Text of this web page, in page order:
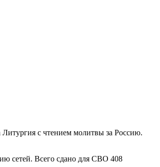
с чтением молитвы за Россию.
сетей. Всего сдано для СВО 408